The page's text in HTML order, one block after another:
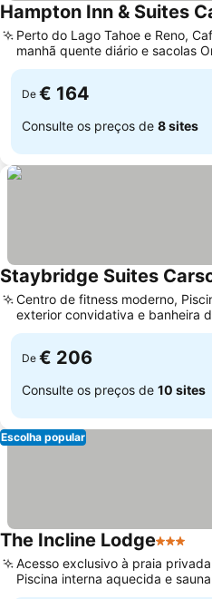
Hampton Inn & Suites
Perto do Lago Tahoe e Reno,
manhã quente diário e sacolas
Run
De € 164
Consulte os preços de 8 sites
Staybridge Suites
Centro de fitness moderno,
exterior convidativa e banheira
hidromassagem
De € 206
Consulte os preços de 10 sites
Escolha popular
The Incline Lodge3
Acesso exclusivo à praia
Piscina interna aquecida e sauna